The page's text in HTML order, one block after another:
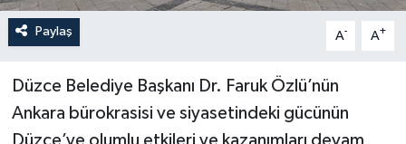
Paylaş A- A+
Düzce Belediye Başkanı Dr. Faruk Özlü’nün
Ankara bürokrasisi ve siyasetindeki gücünün